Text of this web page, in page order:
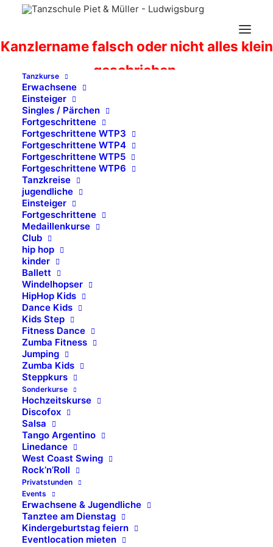
Tanzkurse
Erwachsene
Einsteiger
Singles / Pärchen
Fortgeschrittene
Fortgeschrittene WTP3
Fortgeschrittene WTP4
Fortgeschrittene WTP5
Fortgeschrittene WTP6
Tanzkreise
jugendliche
Einsteiger
Fortgeschrittene
Medaillenkurse
Club
hip hop
kinder
Ballett
Windelhopser
HipHop Kids
Dance Kids
Kids Step
Fitness Dance
Zumba Fitness
Jumping
Zumba Kids
Steppkurs
Sonderkurse
Hochzeitskurse
Discofox
Salsa
Tango Argentino
Linedance
West Coast Swing
Rock’n’Roll
Privatstunden
Events
Erwachsene & Jugendliche
Tanztee am Dienstag
Kindergeburtstag feiern
Eventlocation mieten
Kanzlername falsch oder nicht alles klein
geschrieben.
Bitte zurück und neu eingeben.